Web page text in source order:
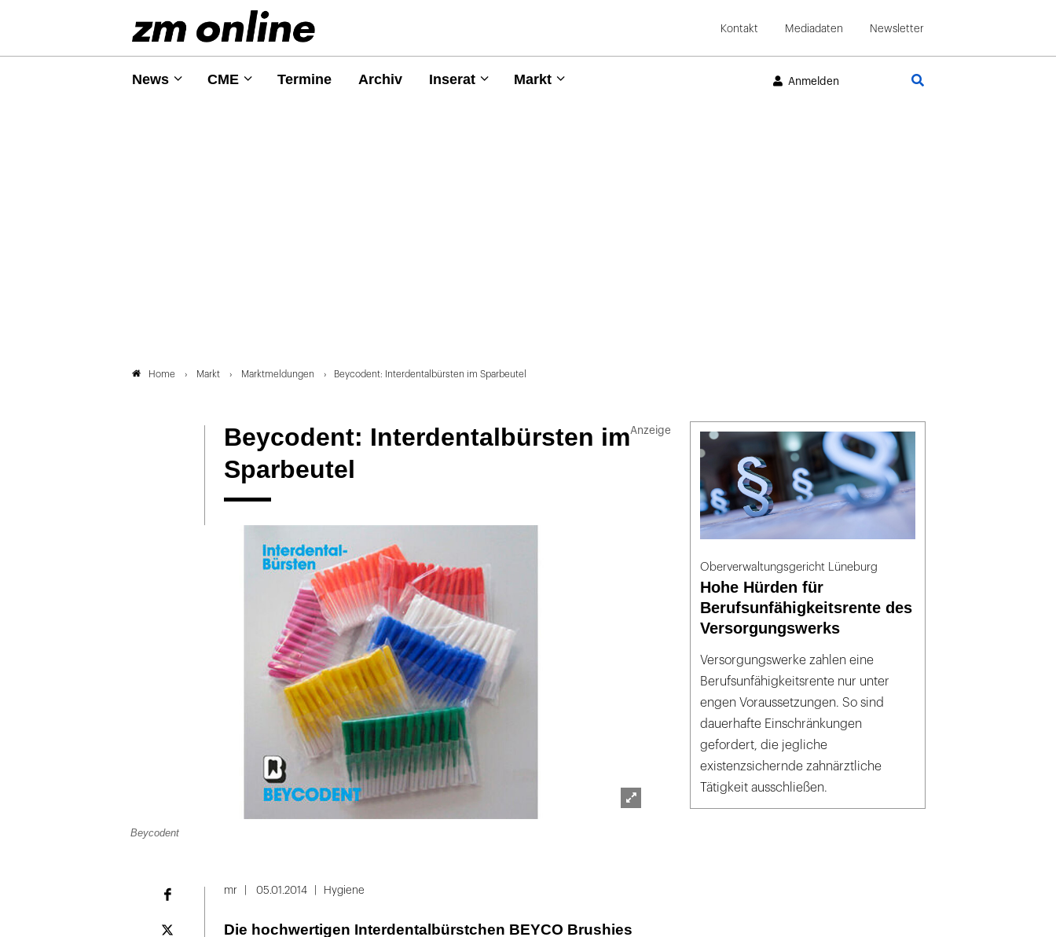
Kontakt Mediadaten Newsletter
News CME Termine Archiv Inserat Markt Anmelden
Home Markt Marktmeldungen Beycodent: Interdentalbürsten im Sparbeutel
Beycodent: Interdentalbürsten im
Sparbeutel
Beycodent
mr 05.01.2014 Hygiene
Die hochwertigen Interdentalbürstchen BEYCO Brushies
Oberverwaltungsgericht Lüneburg
Hohe Hürden für
Berufsunfähigkeitsrente des
Versorgungswerks
Versorgungswerke zahlen eine
Berufsunfähigkeitsrente nur unter
engen Voraussetzungen. So sind
dauerhafte Einschränkungen
gefordert, die jegliche
existenzsichernde zahnärztliche
Tätigkeit ausschließen.